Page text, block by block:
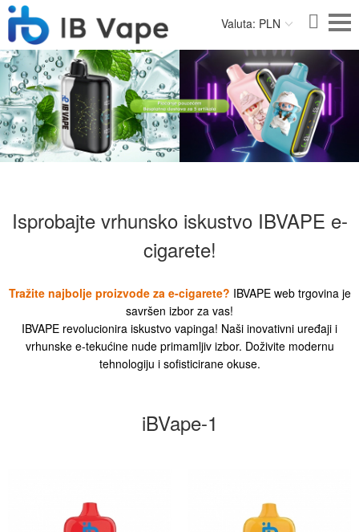
Valuta: PLN
Isprobajte vrhunsko iskustvo IBVAPE e-
cigarete!
Tražite najbolje proizvode za e-cigarete? IBVAPE web trgovina je
savršen izbor za vas!
IBVAPE revolucionira iskustvo vapinga! Naši inovativni uređaji i
vrhunske e-tekućine nude primamljiv izbor. Doživite modernu
tehnologiju i sofisticirane okuse.
iBVape-1